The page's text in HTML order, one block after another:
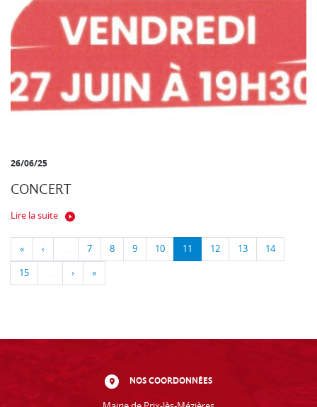
26/06/25
CONCERT
Lire la suite
« ‹ … 7 8 9 10 11 12 13 14
15 … › »
NOS COORDONNÉES